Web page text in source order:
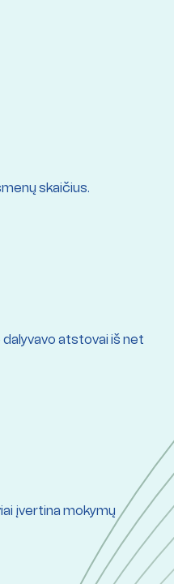
skaičius.
atstovai iš net
įvertina mokymų